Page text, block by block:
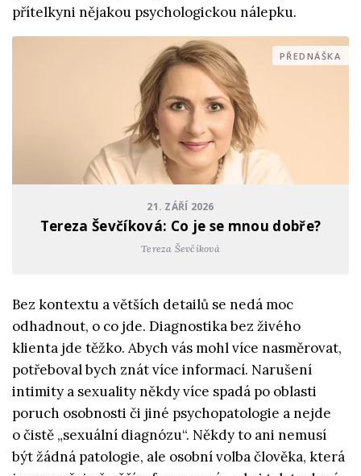
přítelkyni nějakou psychologickou nálepku.
PŘEDNÁŠKA
21. ZÁŘÍ 2026
Tereza Ševčíková: Co je se mnou dobře?
Tereza Ševčíková
Bez kontextu a větších detailů se nedá moc
odhadnout, o co jde. Diagnostika bez živého
klienta jde těžko. Abych vás mohl více nasměrovat,
potřeboval bych znát více informací. Narušení
intimity a sexuality někdy více spadá po oblasti
poruch osobnosti či jiné psychopatologie a nejde
o čistě „sexuální diagnózu“. Někdy to ani nemusí
být žádná patologie, ale osobní volba člověka, která